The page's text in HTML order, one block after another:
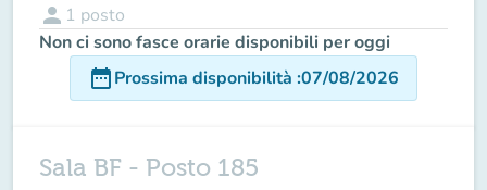
person 1 posto
Non ci sono fasce orarie disponibili per oggi
date_rangeProssima disponibilità :07/08/2026
Sala BF - Posto 185